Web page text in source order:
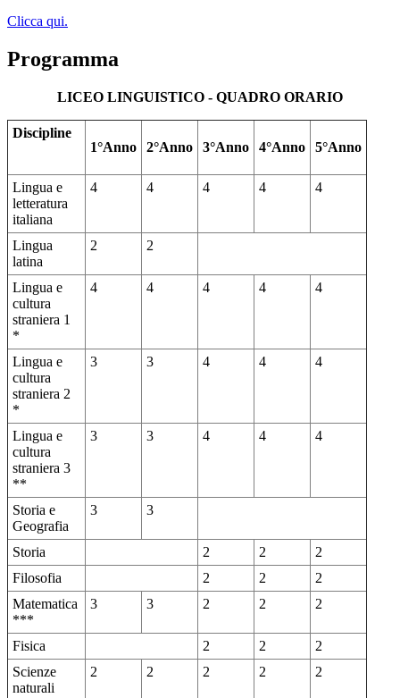
Clicca qui.
Programma
LICEO LINGUISTICO - QUADRO ORARIO
Discipline
1°Anno
2°Anno 3°Anno 4°Anno 5°Anno
Lingua e
letteratura
italiana
4 4 4 4 4
Lingua
latina
2 2
Lingua e
cultura
straniera 1
*
4 4 4 4 4
Lingua e
cultura
straniera 2
*
3 3 4 4 4
Lingua e
cultura
straniera 3
**
3 3 4 4 4
Storia e
Geografia
3 3
Storia 2 2
2
Filosofia
2 2
2
Matematica
***
3 3 2 2 2
Fisica 2 2
2
Scienze
naturali
2 2 2 2 2